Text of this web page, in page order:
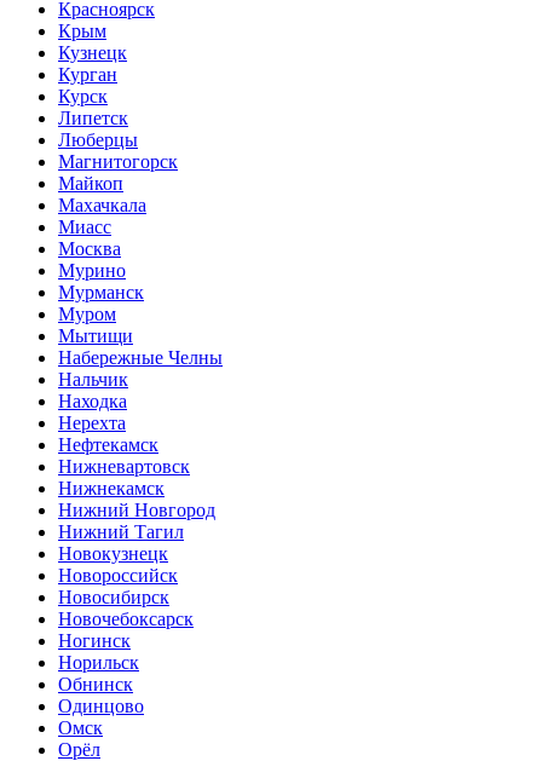
Красноярск
Крым
Кузнецк
Курган
Курск
Липетск
Люберцы
Магнитогорск
Майкоп
Махачкала
Миасс
Москва
Мурино
Мурманск
Муром
Мытищи
Набережные Челны
Нальчик
Находка
Нерехта
Нефтекамск
Нижневартовск
Нижнекамск
Нижний Новгород
Нижний Тагил
Новокузнецк
Новороссийск
Новосибирск
Новочебоксарск
Ногинск
Норильск
Обнинск
Одинцово
Омск
Орёл